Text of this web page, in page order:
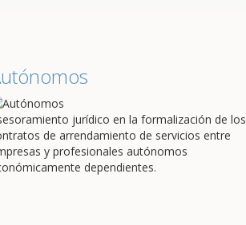
jurídico en la formalización de los
de arrendamiento de servicios entre
y profesionales autónomos
dependientes.